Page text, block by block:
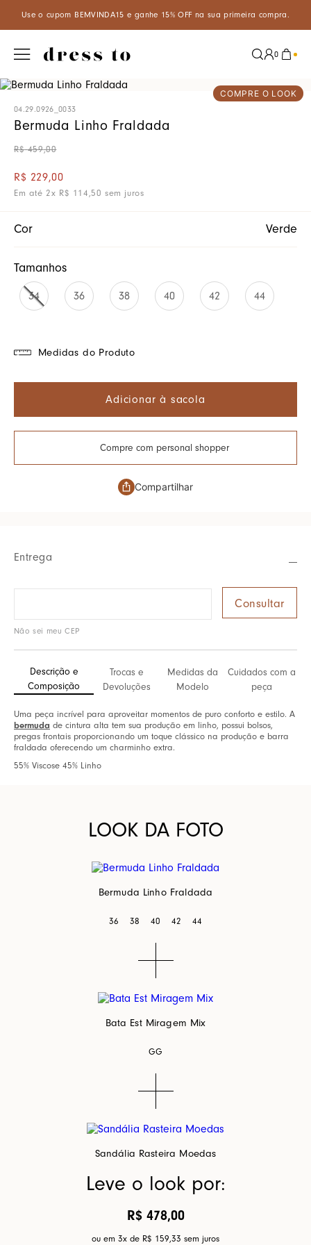
e ganhe 15% OFF na sua primeira compra. Aproveite um
0
COMPRE O LOOK
04.29.0926_0033
Bermuda Linho Fraldada
R$ 459,00
R$ 229,00
Em até 2x R$ 114 ,50 sem juros
Cor Verde
Tamanhos
34 36 38 40 42 44
Medidas do Produto
Adicionar à sacola
Compre com personal shopper
Compartilhar
Entrega
Não sei meu CEP
Descrição e
Composição
Trocas e
Devoluções
Medidas da
Modelo
Cuidados com a
peça
Uma peça incrível para aproveitar momentos de puro conforto e estilo. A
bermuda de cintura alta tem sua produção em linho, possui bolsos,
pregas frontais proporcionando um toque clássico na produção e barra
fraldada oferecendo um charminho extra.
55% Viscose 45% Linho
LOOK DA FOTO
Bermuda Linho Fraldada
36 38 40 42 44
Bata Est Miragem Mix
GG
Sandália Rasteira Moedas
Leve o look por:
R$ 478,00
ou em 3x de R$ 159,33 sem juros